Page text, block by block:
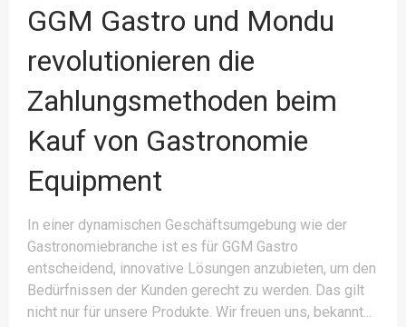
GGM Gastro und Mondu
revolutionieren die
Zahlungsmethoden beim
Kauf von Gastronomie
Equipment
In einer dynamischen Geschäftsumgebung wie der
Gastronomiebranche ist es für GGM Gastro
entscheidend, innovative Lösungen anzubieten, um den
Bedürfnissen der Kunden gerecht zu werden. Das gilt
nicht nur für unsere Produkte. Wir freuen uns, bekannt